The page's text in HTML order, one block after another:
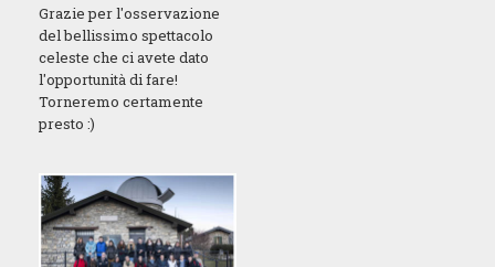
Grazie per l'osservazione
del bellissimo spettacolo
celeste che ci avete dato
l'opportunità di fare!
Torneremo certamente
presto :)